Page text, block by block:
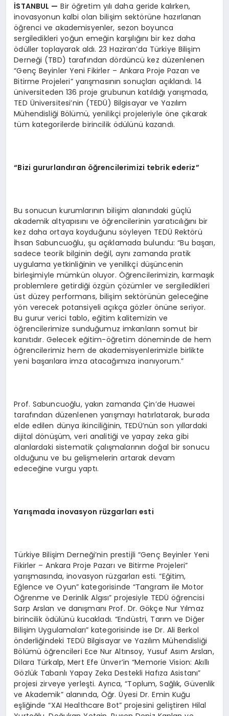
İSTANBUL — Bir öğretim yılı daha geride kalırken,
inovasyonun kalbi olan bilişim sektörüne hazırlanan
öğrenci ve akademisyenler, sezon boyunca
sergiledikleri yoğun emeğin karşılığını bir kez daha
ödüller toplayarak aldı. 23 Haziran’da Türkiye Bilişim
Derneği (TBD) tarafından dördüncü kez düzenlenen
“Genç Beyinler Yeni Fikirler – Ankara Proje Pazarı ve
Bitirme Projeleri” yarışmasının sonuçları açıklandı. 14
üniversiteden 136 proje grubunun katıldığı yarışmada,
TED Üniversitesi’nin (TEDÜ) Bilgisayar ve Yazılım
Mühendisliği Bölümü, yenilikçi projeleriyle öne çıkarak
tüm kategorilerde birincilik ödülünü kazandı.
“Bizi gururlandıran öğrencilerimizi tebrik ederiz”
Bu sonucun kurumlarının bilişim alanındaki güçlü
akademik altyapısını ve öğrencilerinin yaratıcılığını bir
kez daha ortaya koyduğunu söyleyen TEDÜ Rektörü
İhsan Sabuncuoğlu, şu açıklamada bulundu: “Bu başarı,
sadece teorik bilginin değil, aynı zamanda pratik
uygulama yetkinliğinin ve yenilikçi düşüncenin
birleşimiyle mümkün oluyor. Öğrencilerimizin, karmaşık
problemlere getirdiği özgün çözümler ve sergiledikleri
üst düzey performans, bilişim sektörünün geleceğine
yön verecek potansiyeli açıkça gözler önüne seriyor.
Bu gurur verici tablo, eğitim kalitemizin ve
öğrencilerimize sunduğumuz imkanların somut bir
kanıtıdır. Gelecek eğitim-öğretim döneminde de hem
öğrencilerimiz hem de akademisyenlerimizle birlikte
yeni başarılara imza atacağımıza inanıyorum.”
Prof. Sabuncuoğlu, yakın zamanda Çin’de Huawei
tarafından düzenlenen yarışmayı hatırlatarak, burada
elde edilen dünya ikinciliğinin, TEDÜ’nün son yıllardaki
dijital dönüşüm, veri analitiği ve yapay zeka gibi
alanlardaki sistematik çalışmalarının doğal bir sonucu
olduğunu ve bu gelişmelerin artarak devam
edeceğine vurgu yaptı.
Yarışmada inovasyon rüzgarları esti
Türkiye Bilişim Derneği’nin prestijli “Genç Beyinler Yeni
Fikirler – Ankara Proje Pazarı ve Bitirme Projeleri”
yarışmasında, inovasyon rüzgarları esti. “Eğitim,
Eğlence ve Oyun” kategorisinde “Tangram ile Motor
Öğrenme ve Derinlik Algısı” projesiyle TEDÜ öğrencisi
Sarp Arslan ve danışmanı Prof. Dr. Gökçe Nur Yılmaz
birincilik ödülünü kucakladı. “Endüstri, Tarım ve Diğer
Bilişim Uygulamaları” kategorisinde ise Dr. Ali Berkol
önderliğindeki TEDÜ Bilgisayar ve Yazılım Mühendisliği
Bölümü öğrencileri Ece Nur Altınsoy, Yusuf Asım Arslan,
Dilara Türkalp, Mert Efe Ünver’in “Memorie Vision: Akıllı
Gözlük Tabanlı Yapay Zeka Destekli Hafıza Asistanı”
projesi zirveye yerleşti. Ayrıca, “Toplum, Sağlık, Güvenlik
ve Akademik” alanında, Öğr. Üyesi Dr. Emin Kuğu
eşliğinde “XAI Healthcare Bot” projesini geliştiren Hilal